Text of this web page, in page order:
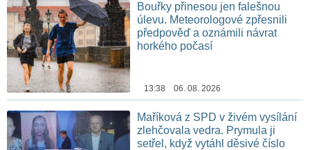
Bouřky přinesou jen falešnou
úlevu. Meteorologové zpřesnili
předpověď a oznámili návrat
horkého počasí
13:38 06. 08. 2026
Maříková z SPD v živém vysílání
zlehčovala vedra. Prymula ji
setřel, když vytáhl děsivé číslo